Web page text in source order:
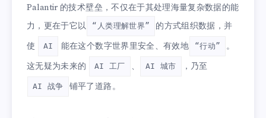
Palantir 的技术壁垒，不仅在于其处理海量复杂数据的能
力，更在于它以
“人类理解世界”
的方式组织数据，并
使
AI 能在这个数字世界里安全、有效地 “行动”
。
这无疑为未来的
AI 工厂 、 AI 城市 ，乃至
AI 战争 铺平了道路。